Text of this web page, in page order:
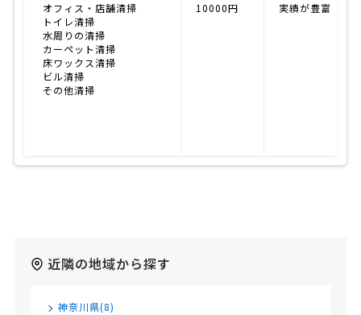
オフィス・店舗清掃
トイレ清掃
水周りの清掃
カーペット清掃
床ワックス清掃
ビル清掃
その他清掃
10000円
実績が豊富
近隣の地域から探す
神奈川県(8)